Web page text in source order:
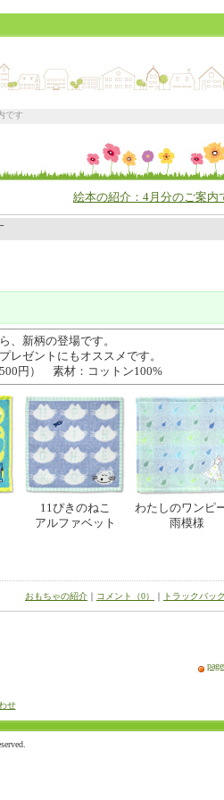
です
絵本の紹介：4月分のご案内
、新柄の登場です。
レゼントにもオススメです。
円） 素材：コットン100%
11ぴきのねこ
アルファベット
わたしのワンピ
雨模様
おもちゃの紹介 ｜ コメント（0） ｜ トラックバッ
せ